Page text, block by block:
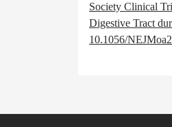
Society Clinical
Digestive Tract
10.1056/